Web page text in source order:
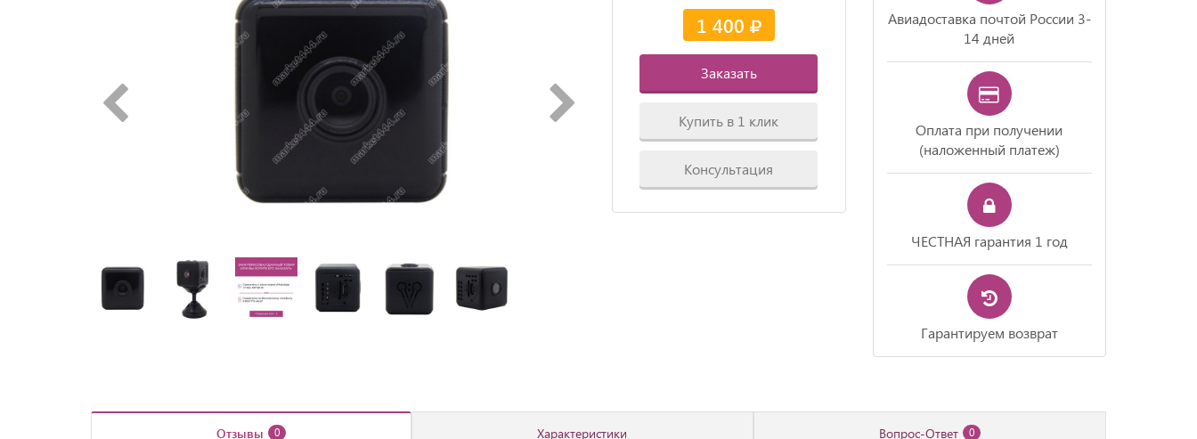
1 400
Заказать
Купить в 1 клик
Консультация
Авиадоставка почтой России 3-
14 дней
Оплата при получении
(наложенный платеж)
ЧЕСТНАЯ гарантия 1 год
Гарантируем возврат
Отзывы 0 Характеристики Вопрос-Ответ 0